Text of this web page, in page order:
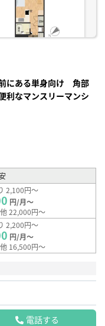
前にある単身向け 角部
利なマンスリーマンシ
2,100円～
円/月～
22,000円～
2,200円～
円/月～
16,500円～
電話する